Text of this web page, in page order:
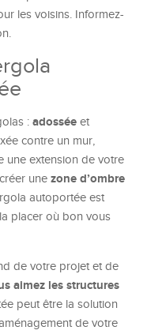
les voisins. Informez-
: adossée et
contre un mur,
une extension de votre
une zone d’ombre
autoportée est
placer où bon vous
de votre projet et de
aimez les structures
peut être la solution
de votre